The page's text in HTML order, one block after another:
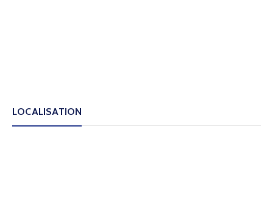
LOCALISATION